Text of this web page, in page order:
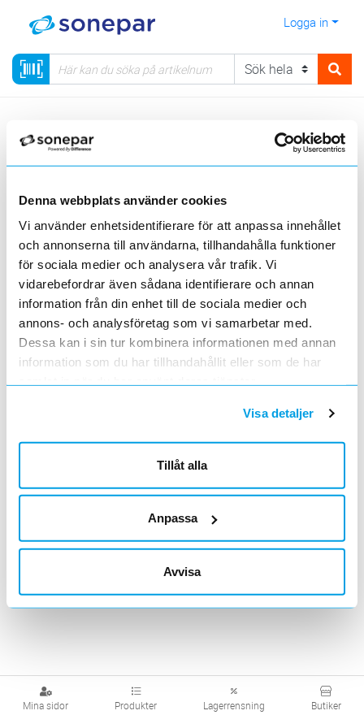
Denna webbplats använder cookies
Vi använder enhetsidentifierare för att anpassa innehållet
och annonserna till användarna, tillhandahålla funktioner
för sociala medier och analysera vår trafik. Vi
vidarebefordrar även sådana identifierare och annan
information från din enhet till de sociala medier och
annons- och analysföretag som vi samarbetar med.
Dessa kan i sin tur kombinera informationen med annan
information som du har tillhandahållit eller som de har
samlat in när du har använt deras tjänster.
Visa detaljer
Tillåt alla
Anpassa
Avvisa
Logga in
Mina sidor Produkter Lagerrensning Butiker
Icke laddbara
batterier
Laddbara
batterier
Visa produkter från alla underliggande kategorier